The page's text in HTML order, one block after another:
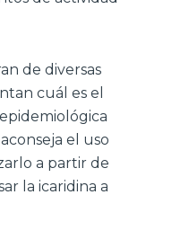
de diversas
cuál es el
el uso
a partir de
la icaridina a